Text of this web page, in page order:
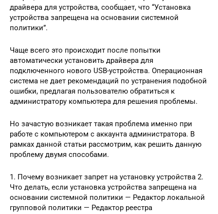
драйвера для устройства, сообщает, что “Установка
устройства запрещена на основании системной
политики”.
Чаще всего это происходит после попытки
автоматически установить драйвера для
подключенного нового USB-устройства. Операционная
система не дает рекомендаций по устранения подобной
ошибки, предлагая пользователю обратиться к
администратору компьютера для решения проблемы.
Но зачастую возникает такая проблема именно при
работе с компьютером с аккаунта администратора. В
рамках данной статьи рассмотрим, как решить данную
проблему двумя способами.
1. Почему возникает запрет на установку устройства 2.
Что делать, если установка устройства запрещена на
основании системной политики — Редактор локальной
групповой политики — Редактор реестра